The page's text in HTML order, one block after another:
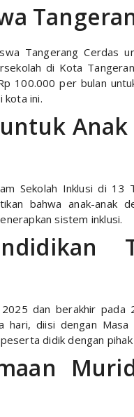
Tangerang Cerdas
di Kota
100.000 per bulan
kota ini.
Sekolah Inklusi di 13
bahwa anak-anak
sistem inklusi.
dan berakhir pada
diisi dengan Masa
didik dengan pihak